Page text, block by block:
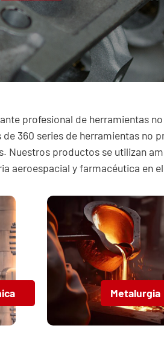
profesional de herramientas
360 series de herramientas no
Nuestros productos se utilizan
aeroespacial y farmacéutica en
Metalurgia